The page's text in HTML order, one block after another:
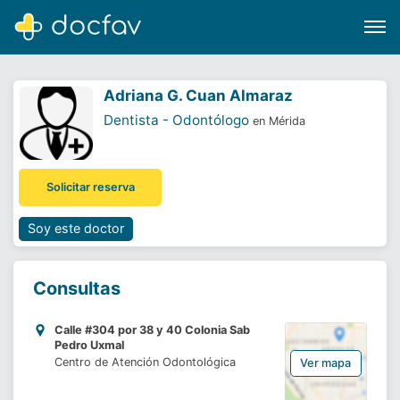
Software para clínicas
¿Eres un doctor?
Adriana G. Cuan Almaraz
Dentista - Odontólogo en Mérida
Solicitar reserva
Soy este doctor
Consultas
Calle #304 por 38 y 40 Colonia Sab
Pedro Uxmal
Centro de Atención Odontológica
Ver mapa